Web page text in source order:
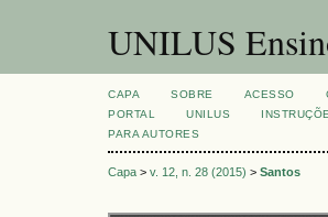
UNILUS
CAPA SOBRE ACESSO
PORTAL
UNILUS
PARA AUTORES
Capa > v. 12, n. 28 (2015) > Santos